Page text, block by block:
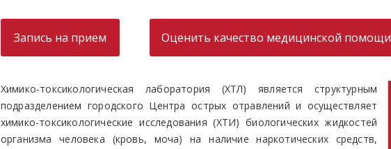
Запись на прием Оценить качество медицинской помощи
Химико-токсикологическая лаборатория (ХТЛ) является структурным
подразделением городского Центра острых отравлений и осуществляет
химико-токсикологические исследования (ХТИ) биологических жидкостей
организма человека (кровь, моча) на наличие наркотических средств,